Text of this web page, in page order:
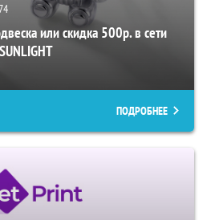
или скидка 500р. в сети
ПОДРОБНЕЕ